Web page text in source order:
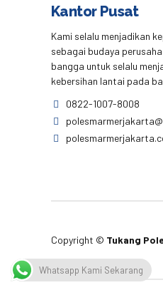
Kantor Pusat
Kami selalu menjadikan
sebagai budaya
bangga untuk selalu
kebersihan lantai pada
0822-1007-8008
Copyright © Tukang
Whatsapp Kami Sekarang